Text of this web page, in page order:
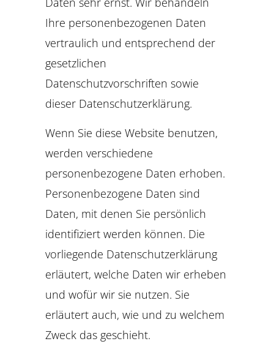
Ihre personenbezogenen Daten
vertraulich und entsprechend der
gesetzlichen
Datenschutzvorschriften sowie
dieser Datenschutzerklärung.
Wenn Sie diese Website benutzen,
werden verschiedene
personenbezogene Daten erhoben.
Personenbezogene Daten sind
Daten, mit denen Sie persönlich
identifiziert werden können. Die
vorliegende Datenschutzerklärung
erläutert, welche Daten wir erheben
und wofür wir sie nutzen. Sie
erläutert auch, wie und zu welchem
Zweck das geschieht.